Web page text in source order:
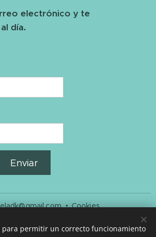
electrónico y te
día.
Enviar
Cookies
Idiomas
para permitir un correcto funcionamiento